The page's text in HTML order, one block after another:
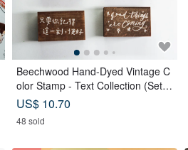
Beechwood Hand-Dyed Vintage C
olor Stamp - Text Collection (Set o
f 6)
US$ 10.70
48 sold